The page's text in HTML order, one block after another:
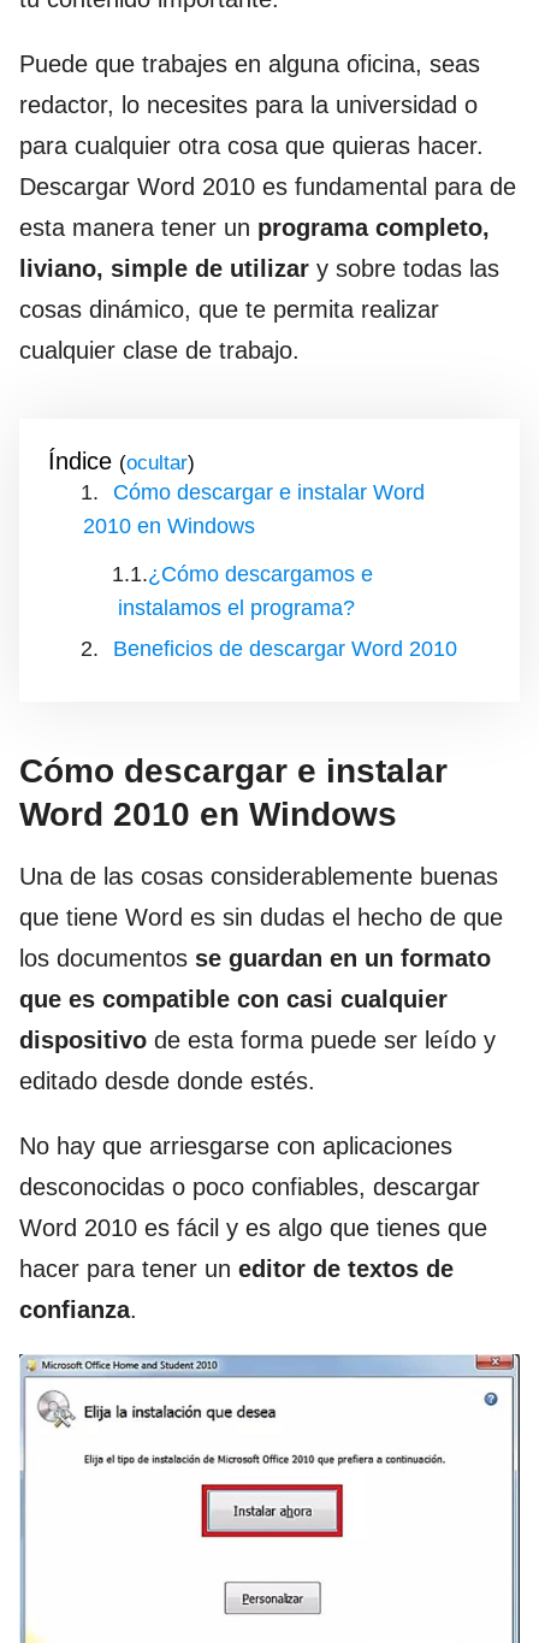
Puede que trabajes en alguna oficina, seas
redactor, lo necesites para la universidad o
para cualquier otra cosa que quieras hacer.
Descargar Word 2010 es fundamental para de
esta manera tener un programa completo,
liviano, simple de utilizar y sobre todas las
cosas dinámico, que te permita realizar
cualquier clase de trabajo.
Índice ( )
Cómo descargar e instalar Word
2010 en Windows
¿Cómo descargamos e
instalamos el programa?
Beneficios de descargar Word 2010
Cómo descargar e instalar
Word 2010 en Windows
Una de las cosas considerablemente buenas
que tiene Word es sin dudas el hecho de que
los documentos se guardan en un formato
que es compatible con casi cualquier
dispositivo de esta forma puede ser leído y
editado desde donde estés.
No hay que arriesgarse con aplicaciones
desconocidas o poco confiables, descargar
Word 2010 es fácil y es algo que tienes que
hacer para tener un editor de textos de
confianza.